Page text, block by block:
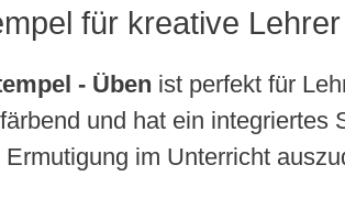
für kreative Lehrer
- Üben ist perfekt für
und hat ein
im Unterricht